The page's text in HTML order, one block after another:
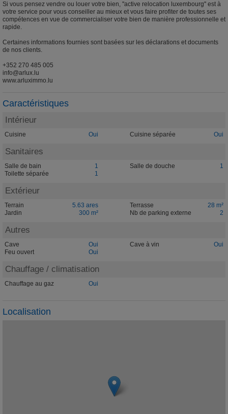
Si vous pensez vendre ou louer votre bien, ''active relocation luxembourg'' est à
votre service pour vous conseiller au mieux et vous faire profiter de toutes ses
compétences en vue de commercialiser votre bien de manière professionnelle et
rapide.
Certaines informations fournies sont basées sur les déclarations et documents
de nos clients.
+352 270 485 005
info@arlux.lu
www.arluximmo.lu
Caractéristiques
Intérieur
Cuisine Oui Cuisine séparée Oui
Sanitaires
Salle de bain 1 Salle de douche
1
Toilette séparée
1
Extérieur
Terrain 5.63 ares Terrasse
28 m²
Jardin
300 m² Nb de parking externe 2
Autres
Cave Oui Cave à vin
Oui
Feu ouvert
Oui
Chauffage / climatisation
Chauffage au gaz Oui
Localisation